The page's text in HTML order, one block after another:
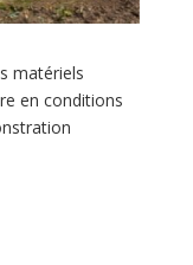
matériels
en conditions